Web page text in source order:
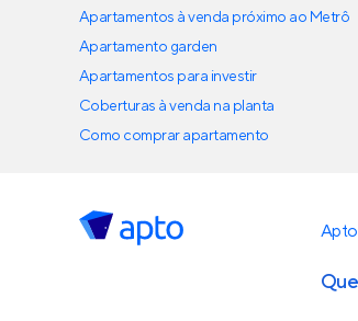
Apartamentos à venda próximo ao Metrô
Apartamento garden
Apartamentos para investir
Coberturas à venda na planta
Como comprar apartamento
Apto